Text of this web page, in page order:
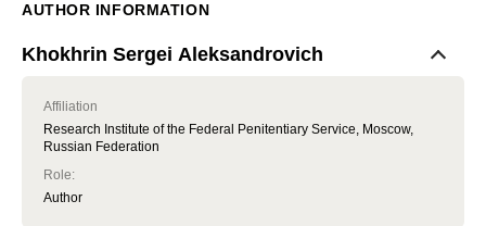
AUTHOR INFORMATION
Khokhrin Sergei Aleksandrovich
Affiliation
Research Institute of the Federal Penitentiary Service, Moscow,
Russian Federation
Role:
Author